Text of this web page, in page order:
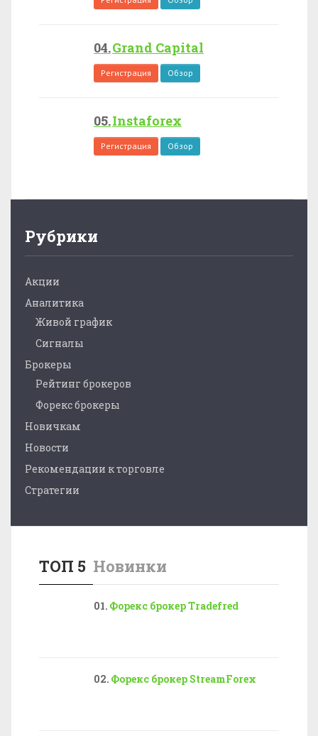
Grand Capital
Регистрация Обзор
Instaforex
Регистрация Обзор
Рубрики
Акции
Аналитика
Живой график
Сигналы
Брокеры
Рейтинг брокеров
Форекс брокеры
Новичкам
Новости
Рекомендации к торговле
Стратегии
ТОП 5 Новинки
Форекс брокер Tradefred
Форекс брокер StreamForex